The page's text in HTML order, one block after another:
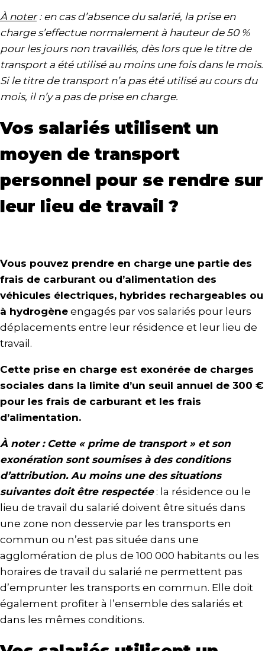
À noter: en cas d’absence du salarié, la prise en
charge s’effectue normalement à hauteur de 50 %
pour les jours non travaillés, dès lors que le titre de
transport a été utilisé au moins une fois dans le mois.
Si le titre de transport n’a pas été utilisé au cours du
mois, il n’y a pas de prise en charge.
Vos salariés utilisent un
moyen de transport
personnel pour se rendre sur
leur lieu de travail ?
Vous pouvez prendre en charge une partie des
frais de carburant ou d’alimentation des
véhicules électriques, hybrides rechargeables ou
à hydrogène engagés par vos salariés pour leurs
déplacements entre leur résidence et leur lieu de
travail.
Cette prise en charge est exonérée de charges
sociales dans la limite d’un seuil annuel de 300 €
pour les frais de carburant et les frais
d’alimentation.
À noter : Cette « prime de transport » et son
exonération sont soumises à des conditions
d’attribution. Au moins une des situations
suivantes doit être respectée: la résidence ou le
lieu de travail du salarié doivent être situés dans
une zone non desservie par les transports en
commun ou n’est pas située dans une
agglomération de plus de 100 000 habitants ou les
horaires de travail du salarié ne permettent pas
d’emprunter les transports en commun. Elle doit
également profiter à l’ensemble des salariés et
dans les mêmes conditions.